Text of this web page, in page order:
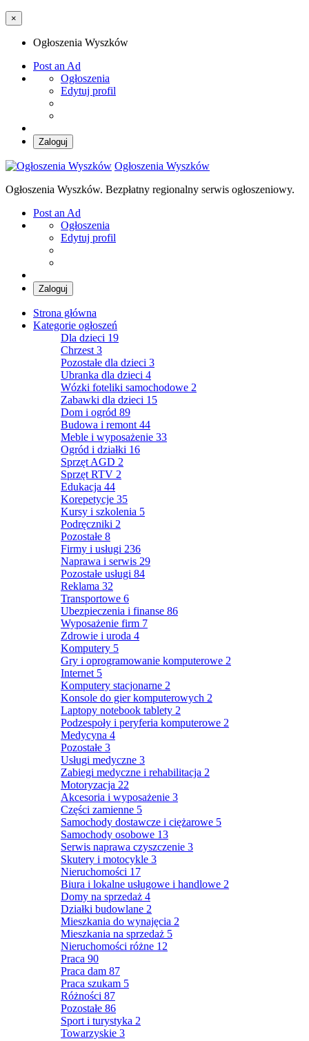
×
Ogłoszenia Wyszków
Post an Ad
Ogłoszenia
Edytuj profil
Zaloguj
Ogłoszenia Wyszków
Ogłoszenia Wyszków. Bezpłatny regionalny serwis ogłoszeniowy.
Post an Ad
Ogłoszenia
Edytuj profil
Zaloguj
Strona główna
Kategorie ogłoszeń
Dla dzieci 19
Chrzest 3
Pozostałe dla dzieci 3
Ubranka dla dzieci 4
Wózki foteliki samochodowe 2
Zabawki dla dzieci 15
Dom i ogród 89
Budowa i remont 44
Meble i wyposażenie 33
Ogród i działki 16
Sprzęt AGD 2
Sprzęt RTV 2
Edukacja 44
Korepetycje 35
Kursy i szkolenia 5
Podręczniki 2
Pozostałe 8
Firmy i usługi 236
Naprawa i serwis 29
Pozostałe usługi 84
Reklama 32
Transportowe 6
Ubezpieczenia i finanse 86
Wyposażenie firm 7
Zdrowie i uroda 4
Komputery 5
Gry i oprogramowanie komputerowe 2
Internet 5
Komputery stacjonarne 2
Konsole do gier komputerowych 2
Laptopy notebook tablety 2
Podzespoły i peryferia komputerowe 2
Medycyna 4
Pozostałe 3
Usługi medyczne 3
Zabiegi medyczne i rehabilitacja 2
Motoryzacja 22
Akcesoria i wyposażenie 3
Części zamienne 5
Samochody dostawcze i ciężarowe 5
Samochody osobowe 13
Serwis naprawa czyszczenie 3
Skutery i motocykle 3
Nieruchomości 17
Biura i lokalne usługowe i handlowe 2
Domy na sprzedaż 4
Działki budowlane 2
Mieszkania do wynajęcia 2
Mieszkania na sprzedaż 5
Nieruchomości różne 12
Praca 90
Praca dam 87
Praca szukam 5
Różności 87
Pozostałe 86
Sport i turystyka 2
Towarzyskie 3